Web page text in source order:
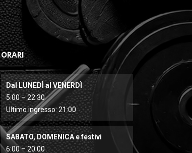
ORARI
Dal LUNEDÌ al VENERDÌ
5:00 – 22:30
Ultimo ingresso: 21:00
SABATO, DOMENICA e festivi
6:00 – 20:00